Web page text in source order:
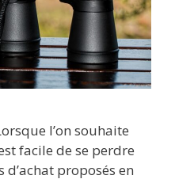
l’on souhaite
facile de se perdre
proposés en